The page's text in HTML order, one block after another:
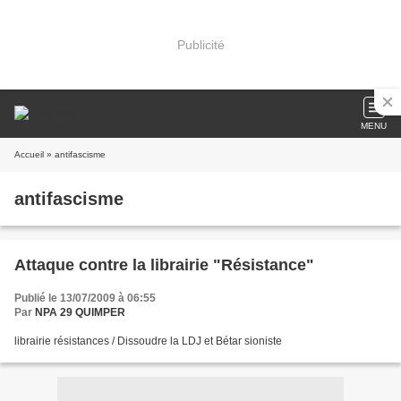
Publicité
MENU
Accueil » antifascisme
antifascisme
Attaque contre la librairie "Résistance"
Publié le 13/07/2009 à 06:55
Par NPA 29 QUIMPER
librairie résistances / Dissoudre la LDJ et Bétar sioniste